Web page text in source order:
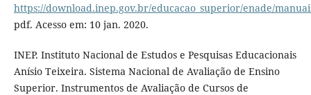
https://download.inep.gov.br/educacao_superior/enade/
pdf. Acesso em: 10 jan. 2020.
INEP. Instituto Nacional de Estudos e Pesquisas Educacionais
Anísio Teixeira. Sistema Nacional de Avaliação de Ensino
Superior. Instrumentos de Avaliação de Cursos de